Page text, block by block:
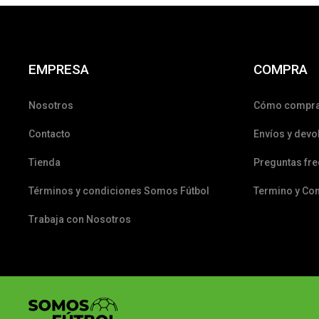
EMPRESA
Nosotros
Contacto
Tienda
Términos y condiciones Somos Fútbol
Trabaja con Nosotros
COMPRA
Cómo
Envíos y
Preguntas
Termino y